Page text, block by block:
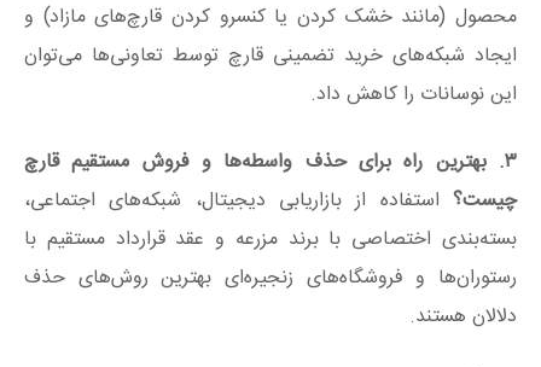
محصول (مانند خشک کردن یا کنسرو کردن قارچ‌های مازاد) و
ایجاد شبکه‌های خرید تضمینی قارچ توسط تعاونی‌ها می‌توان
این نوسانات را کاهش داد.
۳. بهترین راه برای حذف واسطه‌ها و فروش مستقیم قارچ
چیست؟ استفاده از بازاریابی دیجیتال، شبکه‌های اجتماعی،
بسته‌بندی اختصاصی با برند مزرعه و عقد قرارداد مستقیم با
رستوران‌ها و فروشگاه‌های زنجیره‌ای بهترین روش‌های حذف
دلالان هستند.